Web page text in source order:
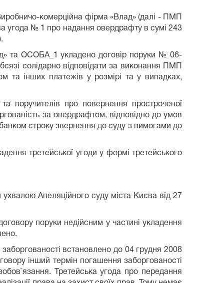
комерційна фірма «Влад» (далі - ПМП
угода № 1 про надання овердрафту в сумі 243
та ОСОБА_1 укладено договір поруки № 06-
солідарно відповідати за виконання ПМП
та інших платежів у розмірі та у випадках,
поручителів про повернення простроченої
за овердрафтом, відповідно до умов
строку звернення до суду з вимогами до
третейської угоди у формі третейського
Апеляційного суду міста Києва від 27
поруки недійсним у частині укладення
встановлено до 04 грудня 2008
інший термін погашення заборгованості
Третейська угода про передання